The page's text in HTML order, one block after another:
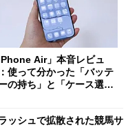
iPhone Air」本音レビュ
使って分かった「バッテ
の持ち」と「ケース選
ッシュで拡散された競馬サ